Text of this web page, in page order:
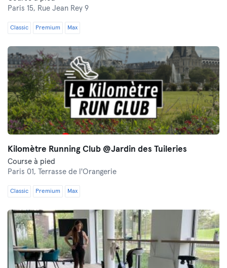
Paris 15, Rue Jean Rey 9
Classic Premium Max
Kilomètre Running Club @Jardin des Tuileries
Course à pied
Paris 01,
Terrasse de l'Orangerie
Classic Premium Max